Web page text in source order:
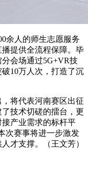
余人的师生志愿服务
提供全流程保障。毕
会场通过5G+VR技
10万人次，打造了沉
将代表河南赛区出征
技术切磋的擂台，更
产业需求的标杆平
次赛事将进一步激发
才支撑。（王文芳）